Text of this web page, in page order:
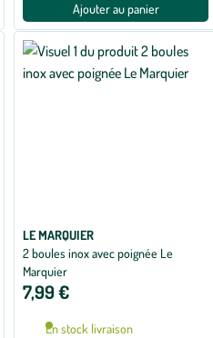
Ajouter au panier
LE MARQUIER
2 boules inox avec poignée Le
Marquier
7,99 €
En stock livraison